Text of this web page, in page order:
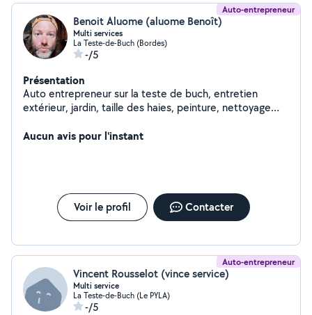
Auto-entrepreneur
Benoit Aluome (aluome Benoît)
Multi services
La Teste-de-Buch (Bordes)
-/5
Présentation
Auto entrepreneur sur la teste de buch, entretien
extérieur, jardin, taille des haies, peinture, nettoyage
maison et garage.
Aucun avis pour l'instant
Voir le profil Contacter
Auto-entrepreneur
Vincent Rousselot (vince service)
Multi service
La Teste-de-Buch (Le PYLA)
-/5